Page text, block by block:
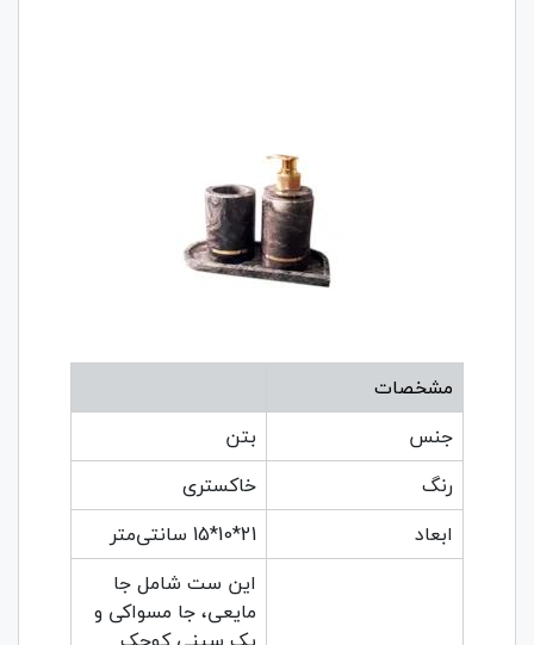
مشخصات
جنس
بتن
رنگ
خاکستری
ابعاد
21*10*15 سانتی‌متر
این ست شامل جا
مایعی، جا مسواکی و